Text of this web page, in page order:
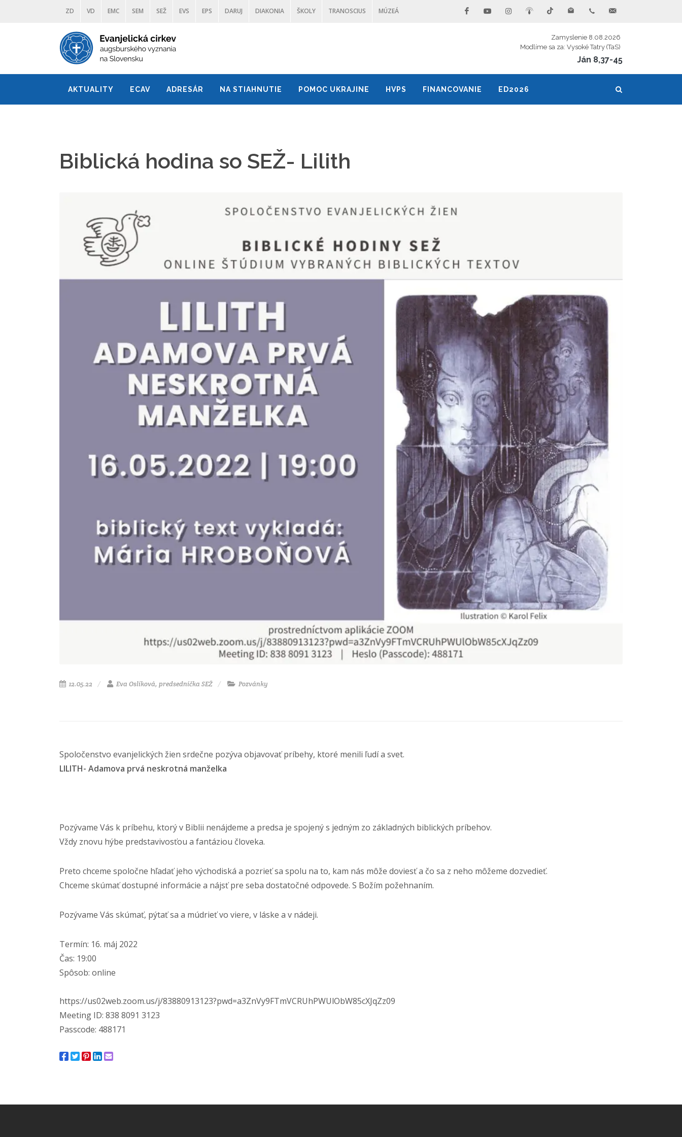
ZD VD EMC SEM SEŽ EVS EPS DARUJ DIAKONIA ŠKOLY TRANOSCIUS MÚZEÁ
Zamyslenie 8.08.2026
Modlíme sa za: Vysoké Tatry (TaS)
Ján 8,37-45
AKTUALITY ECAV ADRESÁR NA STIAHNUTIE POMOC UKRAJINE HVPS FINANCOVANIE ED2026
Biblická hodina so SEŽ- Lilith
12.05.22 Eva Oslíková, predsedníčka SEŽ Pozvánky
Spoločenstvo evanjelických žien srdečne pozýva objavovať príbehy, ktoré menili ľudí a svet.
LILITH- Adamova prvá neskrotná manželka
Pozývame Vás k príbehu, ktorý v Biblii nenájdeme a predsa je spojený s jedným zo základných biblických príbehov.
Vždy znovu hýbe predstavivosťou a fantáziou človeka.
Preto chceme spoločne hľadať jeho východiská a pozrieť sa spolu na to, kam nás môže doviesť a čo sa z neho môžeme dozvedieť.
Chceme skúmať dostupné informácie a nájsť pre seba dostatočné odpovede. S Božím požehnaním.
Pozývame Vás skúmať, pýtať sa a múdrieť vo viere, v láske a v nádeji.
Termín: 16. máj 2022
Čas: 19:00
Spôsob: online
https://us02web.zoom.us/j/83880913123?pwd=a3ZnVy9FTmVCRUhPWUlObW85cXJqZz09
Meeting ID: 838 8091 3123
Passcode: 488171